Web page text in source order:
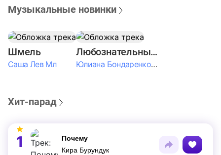
Музыкальные новинки
Шмель
Саша Лев Мл
Любознательные Дети
Юлиана Бондаренко & Амелия Колпакова & Егор Егоров & Валерия Шевченко & Ксюша Косичкина
Хит-парад
1
Почему
Кира Бурундук